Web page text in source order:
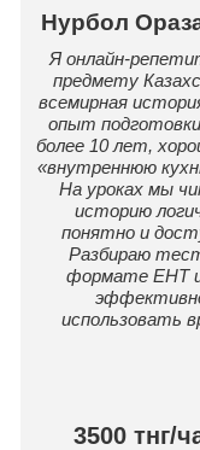
Нурбол
Я онлайн-
предмету
всемирная
опыт
более 10 лет,
«внутреннюю
На уроках мы
историю
понятно и
Разбираю
формате ЕНТ
использовать
3500 тнг/